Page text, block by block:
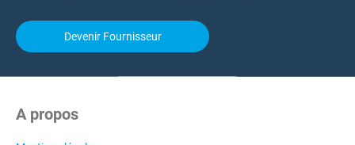
Devenir Fournisseur
A propos